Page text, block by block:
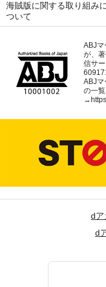
海賊版に関する取り組み
ついて
ABJマ
が、
信サ
ABJマ
の一
→
dア
d